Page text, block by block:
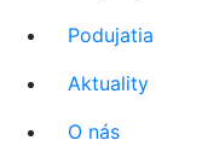
Podujatia
Aktuality
O nás